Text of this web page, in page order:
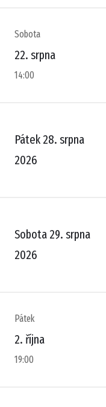
Sobota
22. srpna
14:00
Pátek 28. srpna
2026
Sobota 29. srpna
2026
Pátek
2. října
19:00